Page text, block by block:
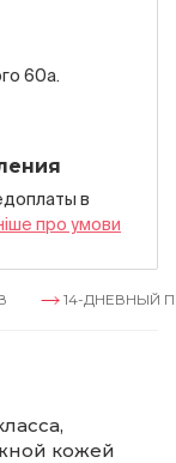
60а.
в
про умови
14-ДНЕВНЫЙ
кожей